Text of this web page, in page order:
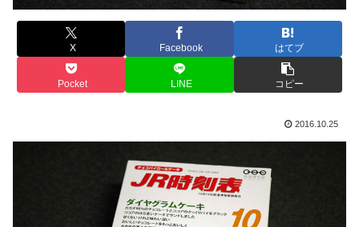
X Facebook はてブ
Pocket LINE コピー
2016.10.25